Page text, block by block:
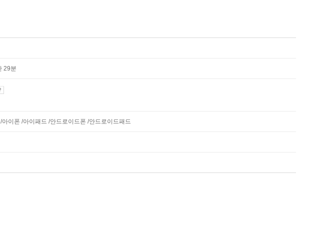
29분
이폰 /아이패드 /안드로이드폰 /안드로이드패드